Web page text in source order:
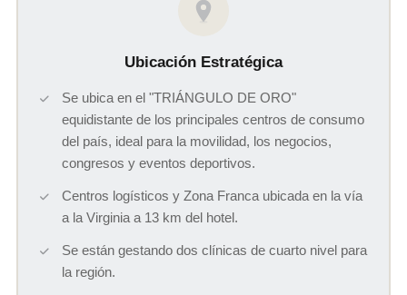
Ubicación Estratégica
Se ubica en el "TRIÁNGULO DE ORO"
equidistante de los principales centros de consumo
del país, ideal para la movilidad, los negocios,
congresos y eventos deportivos.
Centros logísticos y Zona Franca ubicada en la vía
a la Virginia a 13 km del hotel.
Se están gestando dos clínicas de cuarto nivel para
la región.